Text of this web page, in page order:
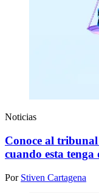
Noticias
Conoce al
cuando esta
Por Stiven Cartagena